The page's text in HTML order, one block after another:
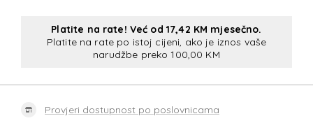
Platite na rate! Već od 17,42 KM mjesečno.
Platite na rate po istoj cijeni, ako je iznos vaše
narudžbe preko 100,00 KM
Provjeri dostupnost po poslovnicama